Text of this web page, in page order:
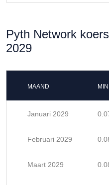
Pyth Network
2029
MAAND
Januari 2029
Februari 2029
Maart 2029